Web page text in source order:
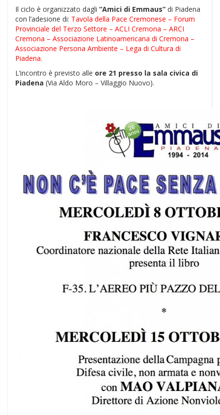
Il ciclo è organizzato dagli “Amici di Emmaus” di Piadena
con l’adesione di: Tavola della Pace Cremonese – Forum
Provinciale del Terzo Settore – ACLI Cremona – ARCI
Cremona – Associazione Latinoamericana di Cremona –
Associazione Persona Ambiente – Lega di Cultura di
Piadena.
L’incontro è previsto alle ore 21 presso la sala civica di
Piadena (Via Aldo Moro – Villaggio Nuovo).